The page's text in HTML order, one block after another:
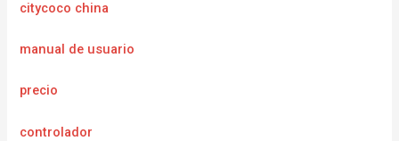
citycoco china
manual de usuario
precio
controlador